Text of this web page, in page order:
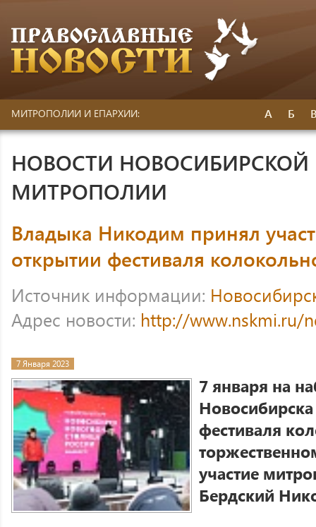
МИТРОПОЛИИ И ЕПАРХИИ: А Б
НОВОСТИ НОВОСИБИРСКОЙ
МИТРОПОЛИИ
Владыка Никодим принял
открытии фестиваля
Источник информации:
Адрес новости: http://www.nskmi.ru/
7 Января 2023
7 января на
фестиваля
участие
Бердский